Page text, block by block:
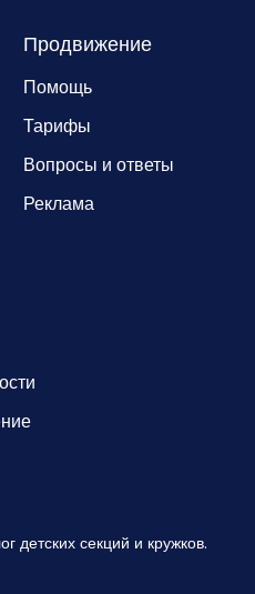
Продвижение
Помощь
Тарифы
Вопросы и ответы
Реклама
детских секций и кружков.